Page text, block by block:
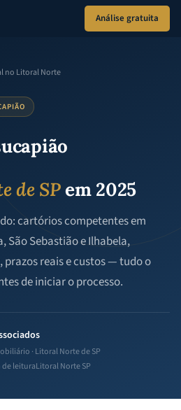
Análise gratuita
no Litoral Norte
de SPem 2025
cartórios competentes em
Sebastião e Ilhabela,
reais e custos — tudo o
de iniciar o processo.
· Litoral Norte de SP
de leituraLitoral Norte SP